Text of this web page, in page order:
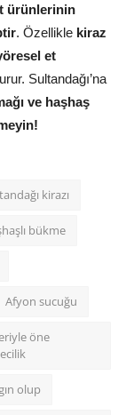
ürünlerinin
. Özellikle kiraz
et
Sultandağı’na
ve haşhaş
kirazı
bükme
Afyon sucuğu
öne
olup